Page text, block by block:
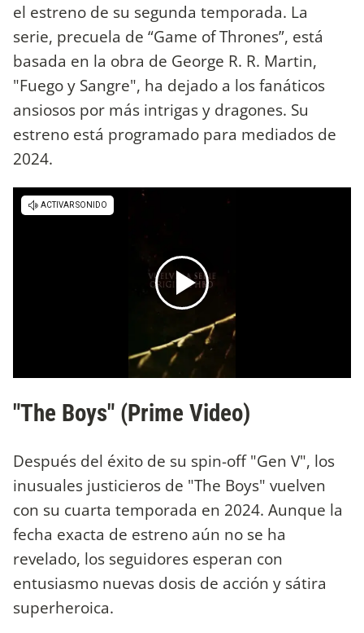
el estreno de su segunda temporada. La
serie, precuela de “Game of Thrones”, está
basada en la obra de George R. R. Martin,
"Fuego y Sangre", ha dejado a los fanáticos
ansiosos por más intrigas y dragones. Su
estreno está programado para mediados de
2024.
"The Boys" (Prime Video)
Después del éxito de su spin-off "Gen V", los
inusuales justicieros de "The Boys" vuelven
con su cuarta temporada en 2024. Aunque la
fecha exacta de estreno aún no se ha
revelado, los seguidores esperan con
entusiasmo nuevas dosis de acción y sátira
superheroica.